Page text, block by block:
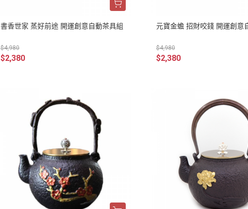
書香世家 蒸好前途 開運創意自動茶具組
$4,980
$2,380
元寶金蟾 招財咬錢 開運
$4,980
$2,380